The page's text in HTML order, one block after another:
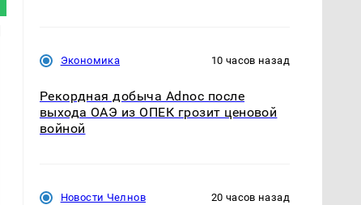
Экономика 10 часов назад
Рекордная добыча Adnoc после
выхода ОАЭ из ОПЕК грозит ценовой
войной
Новости Челнов 20 часов назад